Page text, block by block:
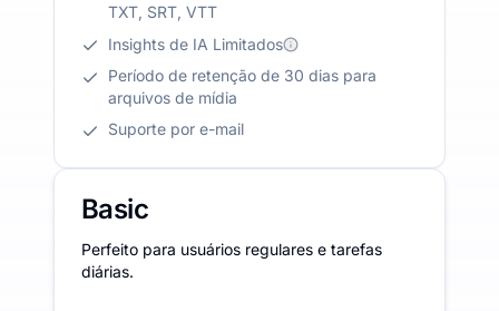
TXT, SRT, VTT
Insights de IA Limitados
Período de retenção de 30 dias para
arquivos de mídia
Suporte por e-mail
Basic
Perfeito para usuários regulares e tarefas
diárias.